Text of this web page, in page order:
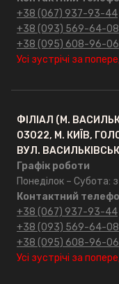
+38 (067) 937-93-44
+38 (093) 569-64-08
+38 (095) 608-96-06
Усі зустрічі за
ФІЛІАЛ (М.
03022, М. КИЇВ,
ВУЛ.
Графік роботи
Понеділок – Субота:
Контактний
+38 (067) 937-93-44
+38 (093) 569-64-08
+38 (095) 608-96-06
Усі зустрічі за